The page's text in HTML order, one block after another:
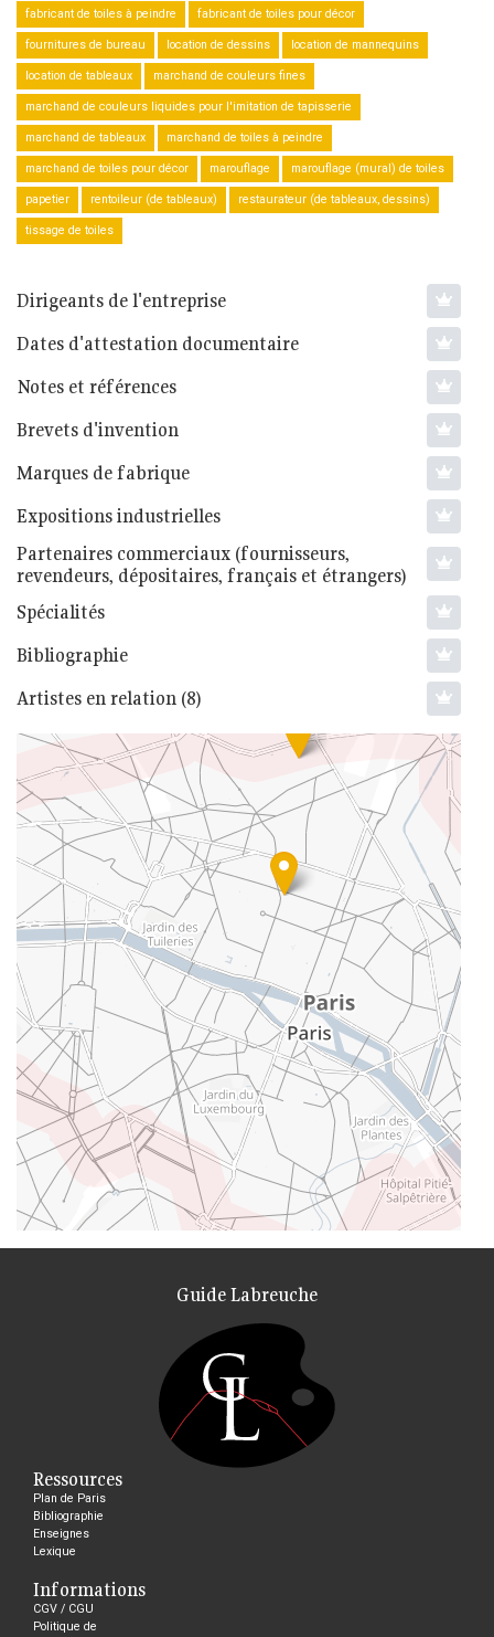
fabricant de toiles à peindre fabricant de toiles pour décor
fournitures de bureau location de dessins location de mannequins
location de tableaux marchand de couleurs fines
marchand de couleurs liquides pour l'imitation de tapisserie
marchand de tableaux marchand de toiles à peindre
marchand de toiles pour décor marouflage marouflage (mural) de toiles
papetier rentoileur (de tableaux) restaurateur (de tableaux, dessins)
tissage de toiles
Dirigeants de l'entreprise
Dates d'attestation documentaire
Notes et références
Brevets d'invention
Marques de fabrique
Expositions industrielles
Partenaires commerciaux (fournisseurs,
revendeurs, dépositaires, français et étrangers)
Spécialités
Bibliographie
Artistes en relation (8)
Guide Labreuche
Ressources
Plan de Paris
Bibliographie
Enseignes
Lexique
Informations
CGV / CGU
Politique de